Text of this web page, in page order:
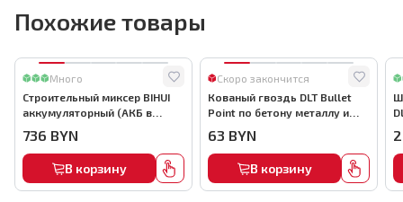
Похожие товары
Много
Строительный миксер BIHUI
аккумуляторный (АКБ в
736 BYN
В корзину
Скоро закончится
Кованый гвоздь DLT Bullet
Point по бетону металлу и
арт.0116
63 BYN
В корзину